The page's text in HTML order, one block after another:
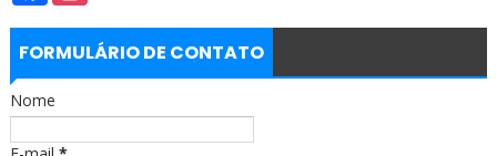
e
b
o
k
t
a
r
m
FORMULÁRIO DE CONTATO
Nome